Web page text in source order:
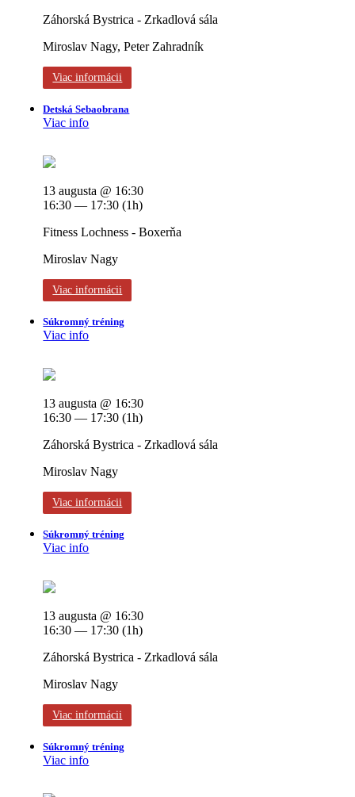
Detská Sebaobrana
Viac info
Záhorská Bystrica - Zrkadlová sála
Miroslav Nagy, Peter Zahradník
Viac informácii
Súkromný tréning
Viac info
13 augusta @ 16:30
16:30 — 17:30 (1h)
Fitness Lochness - Boxerňa
Miroslav Nagy
Viac informácii
Súkromný tréning
Viac info
13 augusta @ 16:30
16:30 — 17:30 (1h)
Záhorská Bystrica - Zrkadlová sála
Miroslav Nagy
Viac informácii
Súkromný tréning
Viac info
13 augusta @ 16:30
16:30 — 17:30 (1h)
Záhorská Bystrica - Zrkadlová sála
Miroslav Nagy
Viac informácii